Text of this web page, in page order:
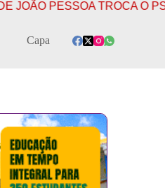
O PSB PELO PSDB
Capa